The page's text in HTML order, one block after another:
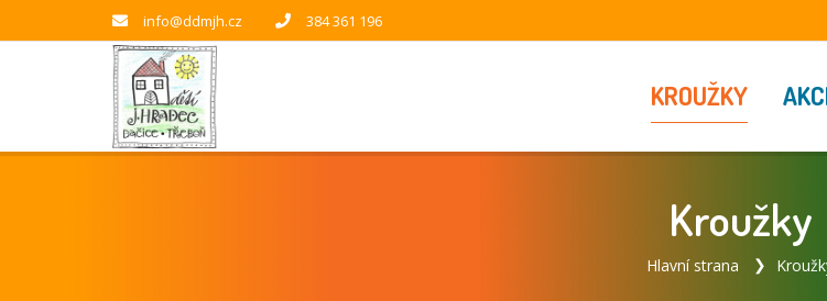
info@ddmjh.cz 384 361 196
KROUŽKY
Kroužky
Hlavní strana